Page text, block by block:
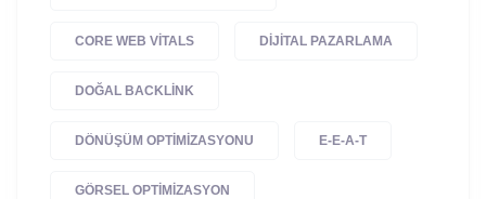
CORE WEB VITALS DIJITAL PAZARLAMA
DOĞAL BACKLINK
DÖNÜŞÜM OPTIMIZASYONU E-E-A-T
GÖRSEL OPTIMIZASYON